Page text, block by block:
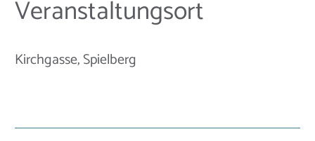
Veranstaltungsort
Kirchgasse, Spielberg